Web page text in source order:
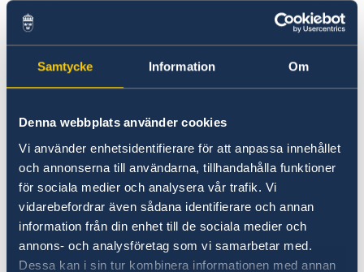
Samtycke Information Om
Denna webbplats använder cookies
Vi använder enhetsidentifierare för att anpassa innehållet
och annonserna till användarna, tillhandahålla funktioner
för sociala medier och analysera vår trafik. Vi
vidarebefordrar även sådana identifierare och annan
information från din enhet till de sociala medier och
annons- och analysföretag som vi samarbetar med.
Dessa kan i sin tur kombinera informationen med annan
Ambassadens reseinformation
Aktuella händelser
Allmänna säkerhetsläget
Terrorism
Naturförhållanden och katastrofer
Hälso- och sjukvård
Lokala lagar och sedvänjor
Kriminalitet och personlig säkerhet
Trafiksäkerhet
Resa i landet
Om Lesotho
Inför resan
Behövs vaccination
resa med marginaler och vara beredda
på att kunna hantera snabba
förändringar, förseningar och extra
kostnader.
Ambassaden uppmanar svenska resenärer att
skriva upp sig på svensklistan, ladda ner UD
Resklar och aktivera notiser för Lesotho.
Svensklistan - Sweden Abroad
UD Resklar – reseinformation direkt i fickan -